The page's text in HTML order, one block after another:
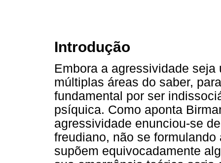
Introdução
Embora a agressividade
múltiplas áreas do saber,
fundamental por ser
psíquica. Como aponta
agressividade enunciou-se
freudiano, não se
supõem equivocadamente